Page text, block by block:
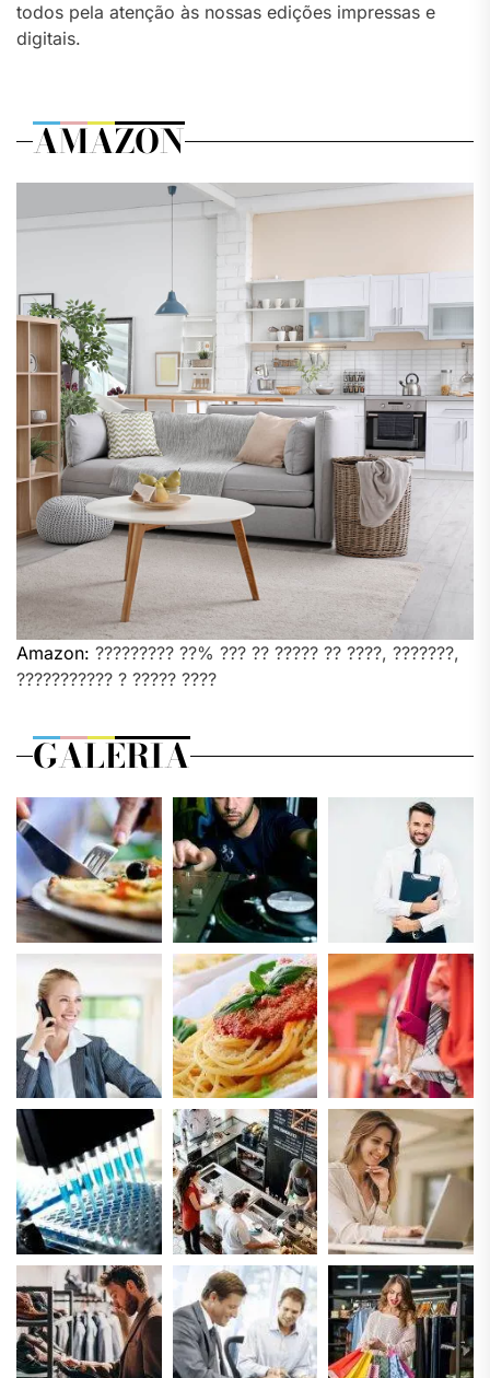
todos pela atenção às nossas edições impressas e
digitais.
AMAZON
Amazon: ????????? ??% ??? ?? ????? ?? ????, ???????,
??????????? ? ????? ????
GALERIA